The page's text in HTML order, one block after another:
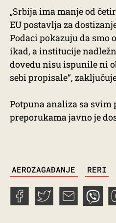
„Srbija ima manje od
EU postavlja za
Podaci pokazuju da smo
ikad, a institucije
dovedu nisu ispunile ni
sebi propisale“,
Potpuna analiza sa svim
preporukama javno je
AEROZAGAĐANJE RERI